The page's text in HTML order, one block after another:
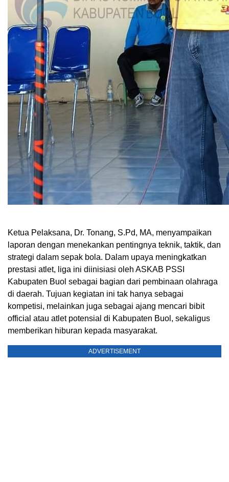
Ketua Pelaksana, Dr. Tonang, S.Pd, MA, menyampaikan
laporan dengan menekankan pentingnya teknik, taktik, dan
strategi dalam sepak bola. Dalam upaya meningkatkan
prestasi atlet, liga ini diinisiasi oleh ASKAB PSSI
Kabupaten Buol sebagai bagian dari pembinaan olahraga
di daerah. Tujuan kegiatan ini tak hanya sebagai
kompetisi, melainkan juga sebagai ajang mencari bibit
official atau atlet potensial di Kabupaten Buol, sekaligus
memberikan hiburan kepada masyarakat.
ADVERTISEMENT